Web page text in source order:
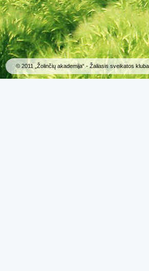
© 2011 „Žolinčių akademija“ - Žaliasis sveikatos